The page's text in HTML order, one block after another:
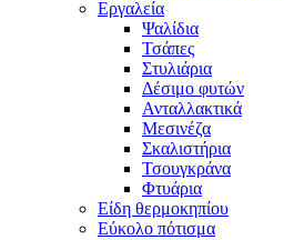
Εργαλεία
Ψαλίδια
Τσάπες
Στυλιάρια
Δέσιμο φυτών
Ανταλλακτικά
Μεσινέζα
Σκαλιστήρια
Τσουγκράνα
Φτυάρια
Είδη θερμοκηπίου
Εύκολο πότισμα